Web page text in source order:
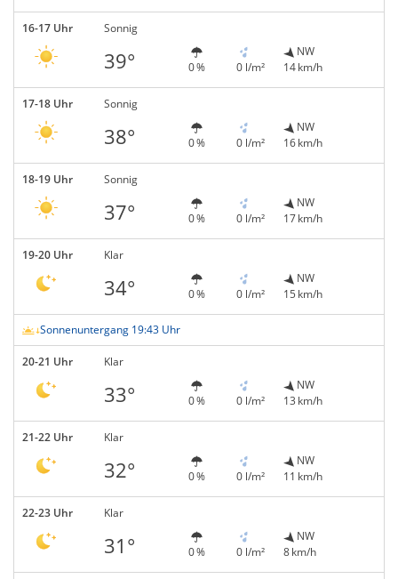
16-17 Uhr Sonnig
39° 0 % 0 l/m²
NW
14 km/h
17-18 Uhr Sonnig
38° 0 % 0 l/m²
NW
16 km/h
18-19 Uhr Sonnig
37° 0 % 0 l/m²
NW
17 km/h
19-20 Uhr Klar
34° 0 % 0 l/m²
NW
15 km/h
Sonnenuntergang 19:43 Uhr
20-21 Uhr Klar
33° 0 % 0 l/m²
NW
13 km/h
21-22 Uhr Klar
32° 0 % 0 l/m²
NW
11 km/h
22-23 Uhr Klar
31° 0 % 0 l/m²
NW
8 km/h